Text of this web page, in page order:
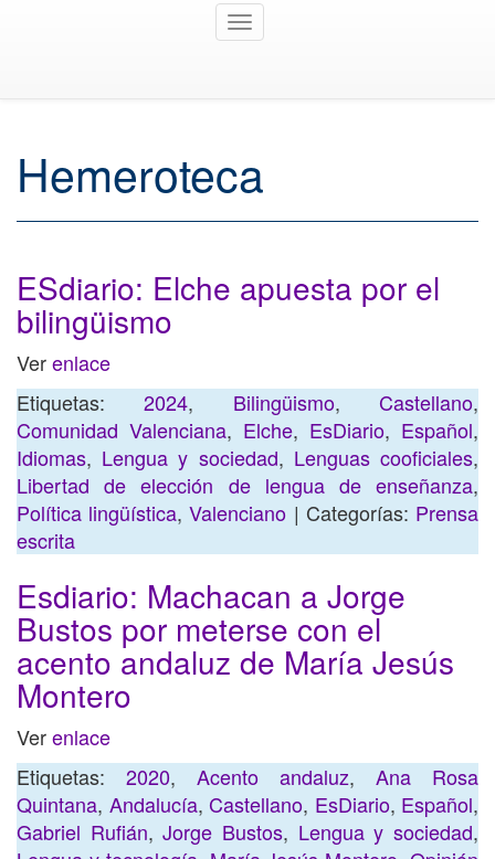
Toggle
Hemeroteca
ESdiario: Elche apuesta por el
bilingüismo
Verenlace
Etiquetas:2024, Bilingüismo,Castellano,
Comunidad Valenciana, Elche, EsDiario, Español,
Idiomas, Lengua y sociedad, Lenguas cooficiales,
Libertad de elección de lengua de enseñanza,
Política lingüística,Valenciano | Categorías: Prensa
escrita
Esdiario: Machacan a Jorge
Bustos por meterse con el
acento andaluz de María Jesús
Montero
Verenlace
Etiquetas: 2020, Acento andaluz, Ana Rosa
Quintana, Andalucía, Castellano, EsDiario, Español,
Gabriel Rufián,Jorge Bustos, Lengua y sociedad,